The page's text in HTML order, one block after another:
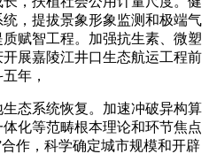
，提拔景象形象监测和极端气
赋智工程。加强抗生素、微塑
展嘉陵江井口生态航运工程前
年，
态系统恢复。加速冲破异构算
化等范畴根本理论和环节焦点
作，科学确定城市规模和开辟